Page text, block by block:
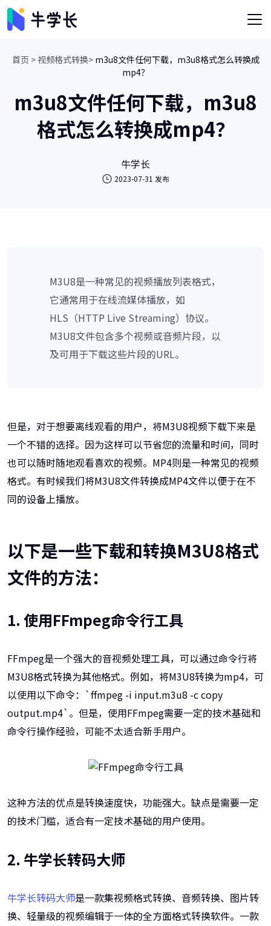
首页 >视频格式转换> m3u8文件任何下载，m3u8格式怎么转换成
mp4？
m3u8文件任何下载，m3u8
格式怎么转换成mp4？
牛学长
2023-07-31 发布
M3U8是一种常见的视频播放列表格式，
它通常用于在线流媒体播放，如
HLS（HTTP Live Streaming）协议。
M3U8文件包含多个视频或音频片段，以
及可用于下载这些片段的URL。
但是，对于想要离线观看的用户，将M3U8视频下载下来是
一个不错的选择。因为这样可以节省您的流量和时间，同时
也可以随时随地观看喜欢的视频。MP4则是一种常见的视频
格式。有时候我们将M3U8文件转换成MP4文件以便于在不
同的设备上播放。
以下是一些下载和转换M3U8格式
文件的方法：
1. 使用FFmpeg命令行工具
FFmpeg是一个强大的音视频处理工具，可以通过命令行将
M3U8格式转换为其他格式。例如，将M3U8转换为mp4，可
以使用以下命令：`ffmpeg -i input.m3u8 -c copy
output.mp4`。但是，使用FFmpeg需要一定的技术基础和
命令行操作经验，可能不太适合新手用户。
这种方法的优点是转换速度快，功能强大。缺点是需要一定
的技术门槛，适合有一定技术基础的用户使用。
2. 牛学长转码大师
牛学长转码大师是一款集视频格式转换、音频转换、图片转
换、轻量级的视频编辑于一体的全方面格式转换软件。一款